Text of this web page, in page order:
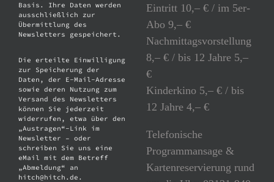
Basis. Ihre Daten werden
ausschließlich zur
Übermittlung des
Newsletters gespeichert.
Die erteilte Einwilligung
zur Speicherung der
Daten, der E-Mail-Adresse
sowie deren Nutzung zum
Versand des Newsletters
können Sie jederzeit
widerrufen, etwa über den
„Austragen“-Link im
Newsletter – oder
schreiben Sie uns eine
eMail mit dem Betreff
„Abmeldung“ an
hitch@hitch.de.
Eintritt 10,– € / im 5er-
Abo 9,– €
Nachmittagsvorstellung
8,– € / bis 12 Jahre 5,–
€
Kinderkino 5,– € / bis
12 Jahre 4,– €
Telefonische
Programmansage &
Kartenreservierung rund